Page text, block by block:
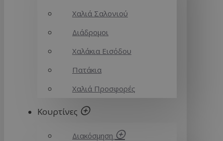
Χαλιά Σαλονιού
Διάδρομοι
Χαλάκια Εισόδου
Πατάκια
Χαλιά Προσφορές
Κουρτίνες
Διακόσμηση